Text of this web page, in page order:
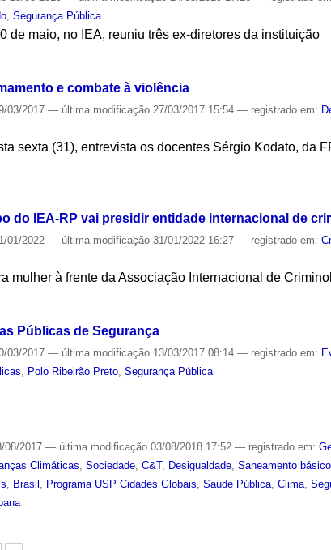
,Segurança Pública
de maio, no IEA, reuniu três ex-diretores da instituição
e combate à violência
03/2017— última modificação 27/03/2017 15:54— registrado em:
sexta (31), entrevista os docentes Sérgio Kodato, da
do IEA-RP vai presidir entidade internacional de
01/2022— última modificação 31/01/2022 16:27— registrado em:
mulher à frente da Associação Internacional de
Públicas de Segurança
03/2017— última modificação 13/03/2017 08:14— registrado em:
Polo Ribeirão Preto ,Segurança Pública
08/2017— última modificação 03/08/2018 17:52— registrado em:
Climáticas ,Sociedade ,C&T, Desigualdade ,Saneamento básico
Brasil Programa USP Cidades Globais ,Saúde Pública ,Clima ,